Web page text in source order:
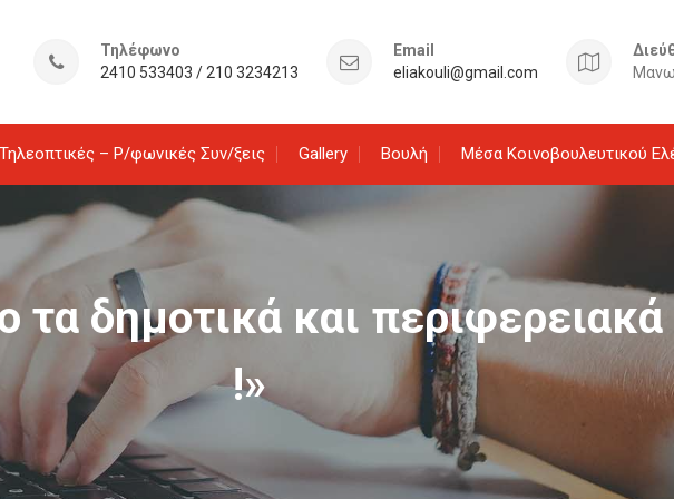
Τηλέφωνο
2410 533403 / 210 3234213
Email
eliakouli@gmail.com
Τηλεοπτικές – Ρ/φωνικές Συν/ξεις Gallery Βουλή Μέσα Κοινοβουλευτικού
τα δημοτικά και
!»